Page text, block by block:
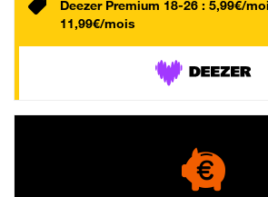
Deezer Premium 18-26 : 5,99€/
11,99€/mois